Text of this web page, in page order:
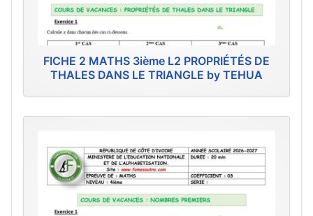
FICHE 2 MATHS 3ième L2 PROPRIÉTÉS DE
THALES DANS LE TRIANGLE by TEHUA